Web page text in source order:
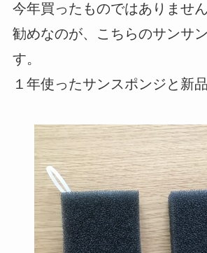
今年買ったものではありませ
勧めなのが、こちらのサンサ
す。
１年使ったサンスポンジと新